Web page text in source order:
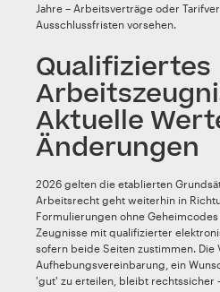
Jahre – Arbeitsverträge oder
Ausschlussfristen vorsehen.
Qualifiziertes
Aktuelle
Änderungen
2026 gelten die etablierten
Arbeitsrecht geht weiterhin in
Formulierungen ohne
Zeugnisse mit qualifizierter
sofern beide Seiten zustimmen. Die
Aufhebungsvereinbarung, ein
'gut' zu erteilen, bleibt rechtssicher